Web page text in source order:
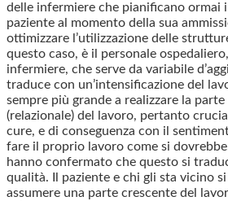
delle infermiere che pianificano ormai
paziente al momento della sua
ottimizzare l’utilizzazione delle
questo caso, è il personale
infermiere, che serve da variabile
traduce con un’intensificazione del
sempre più grande a realizzare la
(relazionale) del lavoro, pertanto
cure, e di conseguenza con il
fare il proprio lavoro come si
hanno confermato che questo si
qualità. Il paziente e chi gli sta vicino
assumere una parte crescente del